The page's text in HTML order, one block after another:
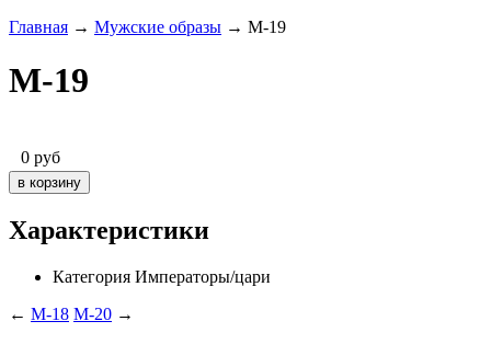
Главная → Мужские образы → M-19
M-19
0 руб
Характеристики
Категория Императоры/цари
← M-18 M-20 →